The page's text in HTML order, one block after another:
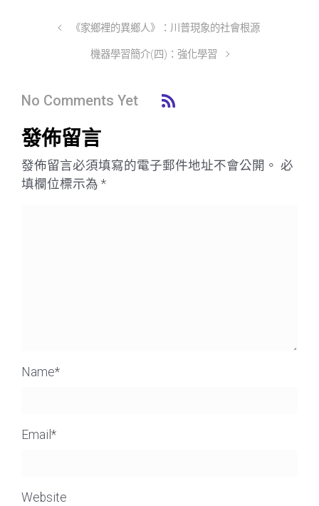
《家鄉裡的異鄉人》：川普現象的社會根源
機器學習簡介(四)：強化學習
No Comments Yet
發佈留言
發佈留言必須填寫的電子郵件地址不會公開。 必
填欄位標示為 *
Name*
Email *
Website